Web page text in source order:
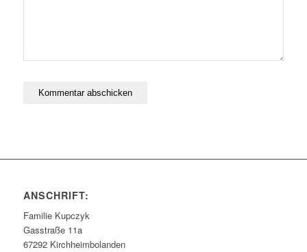
ANSCHRIFT:
Familie Kupczyk
Gasstraße 11a
67292 Kirchheimbolanden